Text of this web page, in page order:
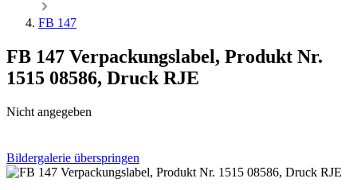
FB 147
FB 147 Verpackungslabel, Produkt Nr.
1515 08586, Druck RJE
Nicht angegeben
Bildergalerie überspringen